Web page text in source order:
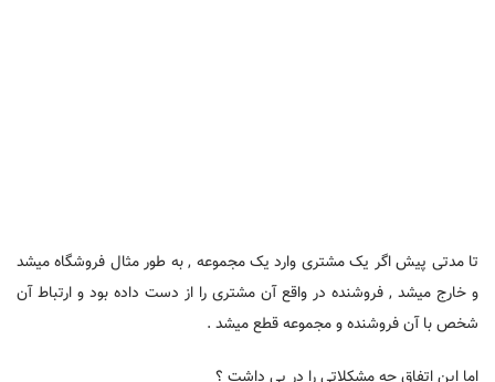
تا مدتی پیش اگر یک مشتری وارد یک مجموعه , به طور مثال فروشگاه میشد
و خارج میشد , فروشنده در واقع آن مشتری را از دست داده بود و ارتباط آن
شخص با آن فروشنده و مجموعه قطع میشد .